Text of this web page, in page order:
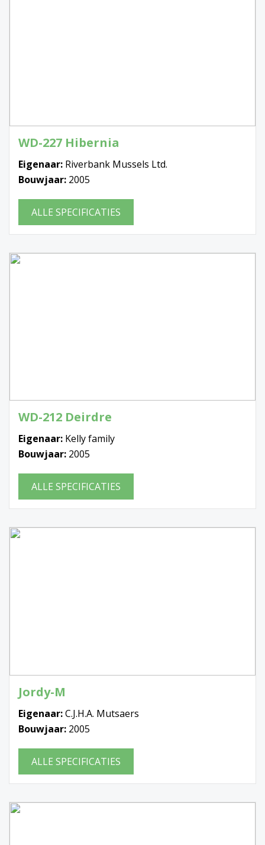
WD-227 Hibernia
Eigenaar: Riverbank Mussels Ltd.
Bouwjaar: 2005
ALLE SPECIFICATIES
WD-212 Deirdre
Eigenaar: Kelly family
Bouwjaar: 2005
ALLE SPECIFICATIES
Jordy-M
Eigenaar:C.J.H.A. Mutsaers
Bouwjaar: 2005
ALLE SPECIFICATIES